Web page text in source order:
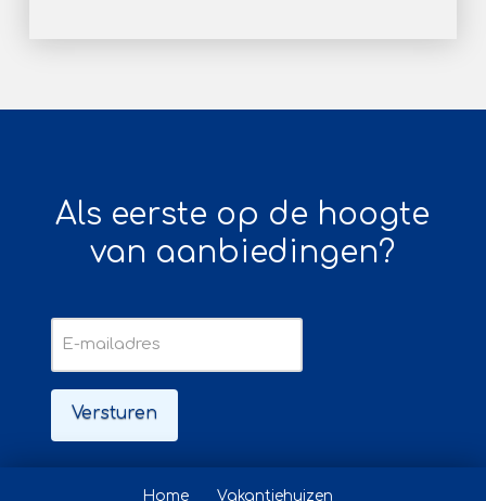
Als eerste op de hoogte
van aanbiedingen?
Home Vakantiehuizen